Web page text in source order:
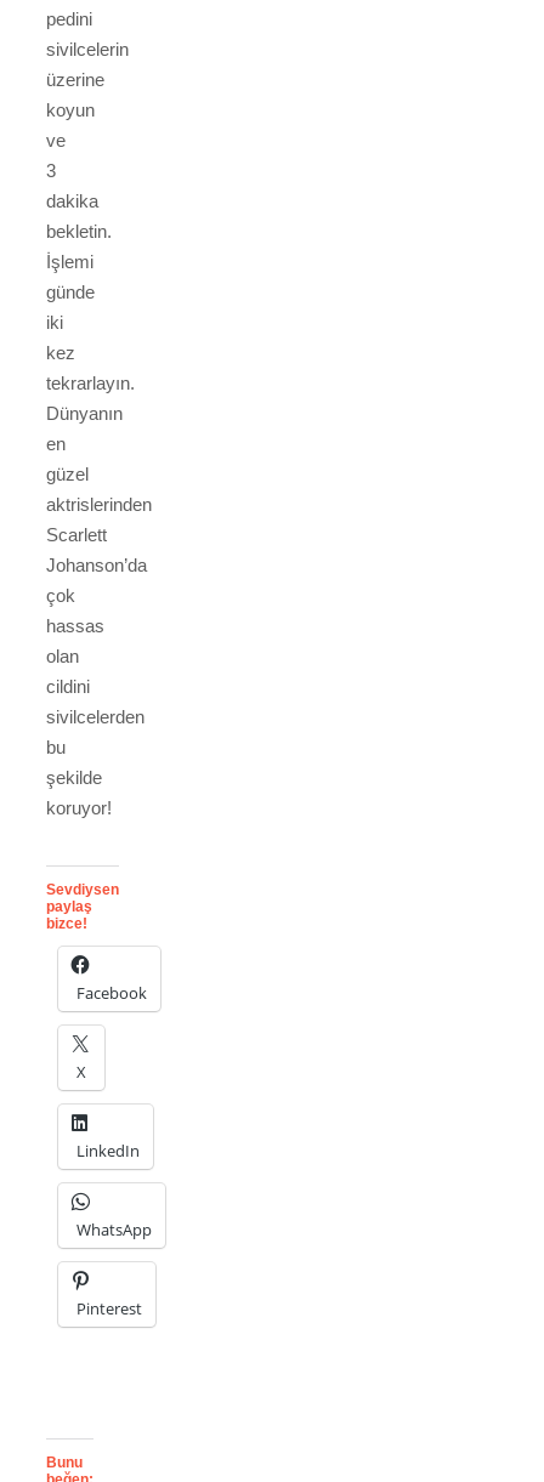
pedini
sivilcelerin
üzerine
koyun
ve
3
dakika
bekletin.
İşlemi
günde
iki
kez
tekrarlayın.
Dünyanın
en
güzel
aktrislerinden
Scarlett
Johanson’da
çok
hassas
olan
cildini
sivilcelerden
bu
şekilde
koruyor!
Sevdiysen
paylaş
bizce!
Facebook
X
LinkedIn
WhatsApp
Pinterest
Bunu